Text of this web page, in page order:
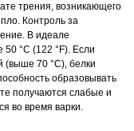
трения, возникающего
Контроль за
В идеале
°C (122 °F). Если
(выше 70 °C), белки
образовывать
получаются слабые и
во время варки.